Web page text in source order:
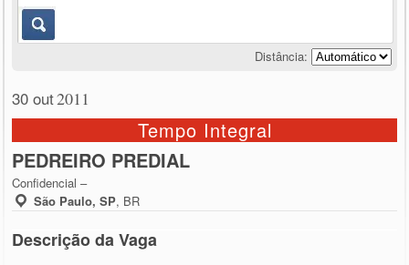
Distância:
30 out2011
Tempo Integral
PEDREIRO PREDIAL
Confidencial –
São Paulo, SP, BR
Descrição da Vaga